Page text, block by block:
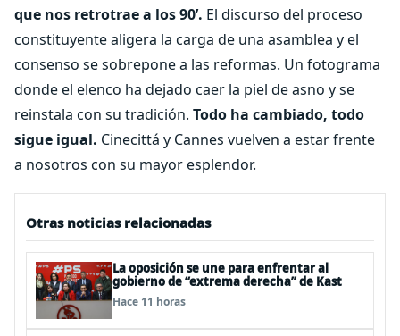
que nos retrotrae a los 90’. El discurso del proceso
constituyente aligera la carga de una asamblea y el
consenso se sobrepone a las reformas. Un fotograma
donde el elenco ha dejado caer la piel de asno y se
reinstala con su tradición. Todo ha cambiado, todo
sigue igual. Cinecittá y Cannes vuelven a estar frente
a nosotros con su mayor esplendor.
Otras noticias relacionadas
La oposición se une para enfrentar al
gobierno de “extrema derecha” de Kast
Hace 11 horas